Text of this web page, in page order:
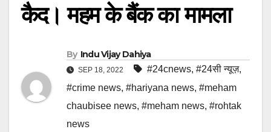
कैद। महम के बैंक का मामला
By Indu Vijay Dahiya
SEP 18, 2022 #24cnews, #24सी न्यूज़,
#crime news, #hariyana news, #meham
chaubisee news, #meham news, #rohtak
news